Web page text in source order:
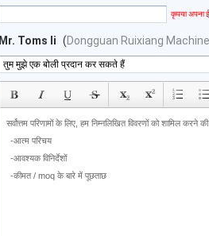
कृपया अपना
Mr. Toms li (Dongguan Ruixiang